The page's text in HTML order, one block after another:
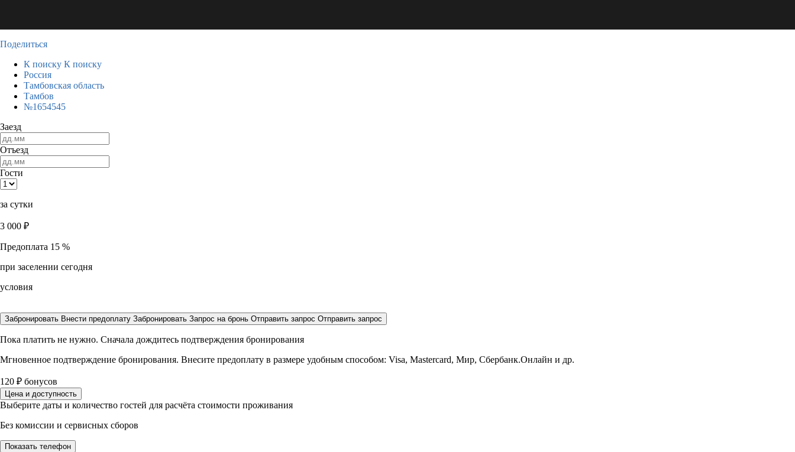
Поделиться
К поиску К поиску
Россия
Тамбовская область
Тамбов
№1654545
Заезд
Отъезд
Гости
за сутки
3 000 ₽
Предоплата 15 %
при заселении сегодня
условия
Забронировать Внести предоплату Забронировать Запрос на бронь Отправить запрос Отправить запрос
Пока платить не нужно. Сначала дождитесь подтверждения бронирования
Мгновенное подтверждение бронирования. Внесите предоплату в размере удобным способом: Visa, Mastercard, Мир, Сбербанк.Онлайн и др.
120 ₽ бонусов
Цена и доступность
Выберите даты и количество гостей для расчёта стоимости проживания
Без комиссии и сервисных сборов
Показать телефон